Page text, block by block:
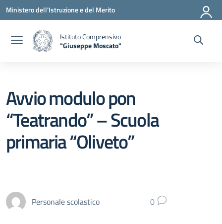
Vai ai contenuti
Vai al menu di navigazione
Vai al footer
Ministero dell'Istruzione e del Merito
Istituto Comprensivo
"Giuseppe Moscato"
Avvio modulo pon
“Teatrando” – Scuola
primaria “Oliveto”
Personale scolastico 0